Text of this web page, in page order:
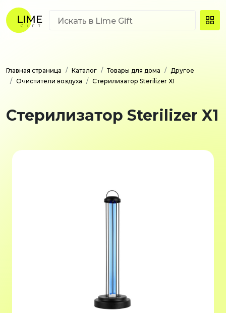
Главная страница Каталог Товары для дома
Другое
Очистители воздуха
Стерилизатор Sterilizer X1
Стерилизатор Sterilizer X1